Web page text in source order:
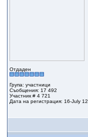
Отдаден
Група: участници
Съобщения: 17 492
Участник # 4 721
Дата на регистрация: 16-July 12